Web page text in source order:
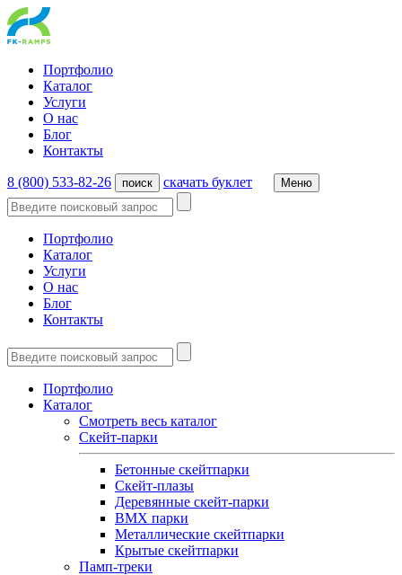
Портфолио
Каталог
Услуги
О нас
Блог
Контакты
8 (800) 533-82-26 поиск cкачать буклет Меню
Портфолио
Каталог
Услуги
О нас
Блог
Контакты
Портфолио
Каталог
Смотреть весь каталог
Скейт-парки
Бетонные скейтпарки
Скейт‑плазы
Деревянные скейт‑парки
BMX парки
Металлические скейтпарки
Крытые скейтпарки
Памп-треки